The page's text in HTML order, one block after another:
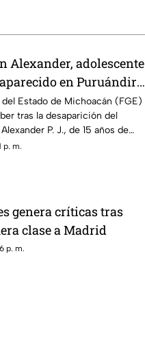
Alexander, adolescente
en Puruándiro,
Alerta Amber
del Estado de Michoacán (FGE)
tras la desaparición del
P. J., de 15 años de
por última vez el pasado 1 de
p. m.
genera críticas tras
clase a Madrid
p. m.